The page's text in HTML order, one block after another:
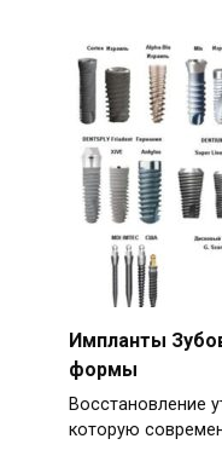
Импланты
формы
Восстановление
которую